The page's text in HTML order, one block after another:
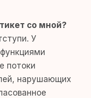
со мной?
У
потоки
нарушающих